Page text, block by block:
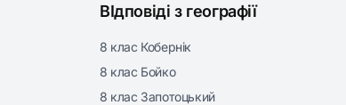
ВІдповіді з географії
8 клас Кобернік
8 клас Бойко
8 клас Запотоцький